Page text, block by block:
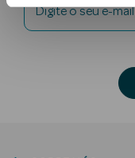
Digite o seu e-mail